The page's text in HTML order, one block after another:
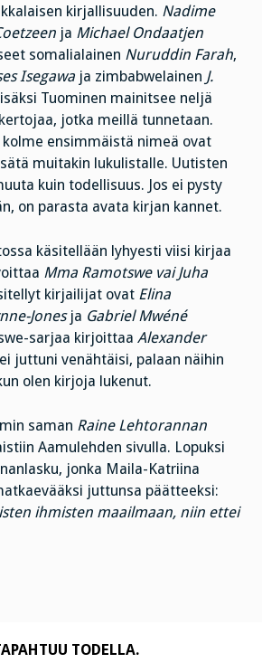
kirjallisuuden. Nadime
ja Michael Ondaatjen
somalialainen Nuruddin Farah,
Isegawa ja zimbabwelainen J.
Tuominen mainitsee neljä
jotka meillä tunnetaan.
ensimmäistä nimeä ovat
muitakin lukulistalle. Uutisten
kuin todellisuus. Jos ei pysty
on parasta avata kirjan kannet.
käsitellään lyhyesti viisi kirjaa
Mma Ramotswe vai Juha
kirjailijat ovat Elina
Jonesja Gabriel Mwéné
sarjaa kirjoittaa Alexander
juttuni venähtäisi, palaan näihin
olen kirjoja lukenut.
saman Raine Lehtorannan
Aamulehden sivulla. Lopuksi
jonka Maila-Katriina
juttunsa päätteeksi:
ihmisten maailmaan, niin ettei
TODELLA.